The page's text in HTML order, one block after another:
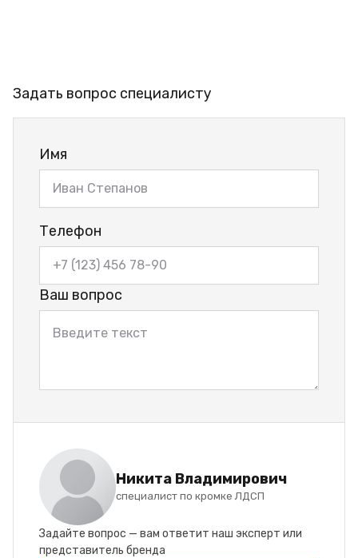
Задать вопрос специалисту
Имя
Телефон
Ваш вопрос
Никита Владимирович
специалист по кромке ЛДСП
Задайте вопрос — вам ответит наш эксперт или
представитель бренда